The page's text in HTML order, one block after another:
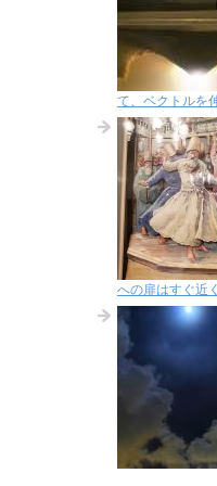
て、ベクトルを
への扉はすぐ近